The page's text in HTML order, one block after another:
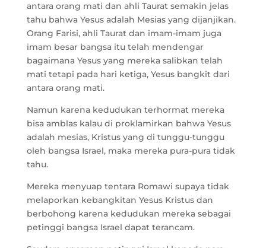
antara orang mati dan ahli Taurat semakin jelas
tahu bahwa Yesus adalah Mesias yang dijanjikan.
Orang Farisi, ahli Taurat dan imam-imam juga
imam besar bangsa itu telah mendengar
bagaimana Yesus yang mereka salibkan telah
mati tetapi pada hari ketiga, Yesus bangkit dari
antara orang mati.
Namun karena kedudukan terhormat mereka
bisa amblas kalau di proklamirkan bahwa Yesus
adalah mesias, Kristus yang di tunggu-tunggu
oleh bangsa Israel, maka mereka pura-pura tidak
tahu.
Mereka menyuap tentara Romawi supaya tidak
melaporkan kebangkitan Yesus Kristus dan
berbohong karena kedudukan mereka sebagai
petinggi bangsa Israel dapat terancam.